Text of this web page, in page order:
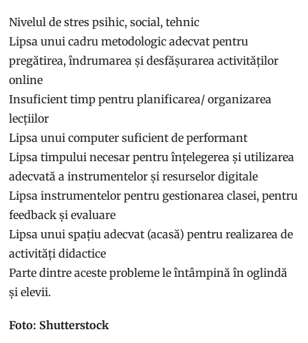
Nivelul de stres psihic, social, tehnic
Lipsa unui cadru metodologic adecvat pentru
pregătirea, îndrumarea și desfășurarea activităților
online
Insuficient timp pentru planificarea/ organizarea
lecțiilor
Lipsa unui computer suficient de performant
Lipsa timpului necesar pentru înțelegerea și utilizarea
adecvată a instrumentelor și resurselor digitale
Lipsa instrumentelor pentru gestionarea clasei, pentru
feedback și evaluare
Lipsa unui spațiu adecvat (acasă) pentru realizarea de
activități didactice
Parte dintre aceste probleme le întâmpină în oglindă
și elevii.
Foto: Shutterstock